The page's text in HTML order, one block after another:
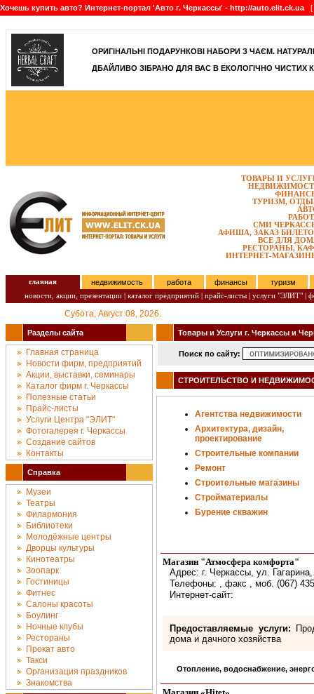
Хочешь купить авто? Интернет-портал 'Авто г. Черкассы' - http://auto.elit.ck.ua [
]
ОРИГІНАЛЬНІ ПОДАРУНКОВІ НАБОРИ З ЧАЄМ.
ДБАЙЛИВО ЗІБРАНО ДЛЯ ВАС В ЕКОЛОГІЧНО ЧИСТИХ
ТОВАРЫ И
ТУРИЗМ,
СМИ
АФИША, ЗАКАЗ
ВСЕ ДЛЯ
РЕСТОРАНЫ,
ИНТЕРНЕТ-
главная недвижимость работа финансы
туризм
новости, акции, презентации | каталог предприятий | прайс-листы | услуги "ЭЛИТ" |
Субота, Август 08, 2026.
Разделы сайта
Главная страница
Новости фирм, предприятий
Акции, выставки, семинары
Каталог фирм г. Черкассы
Полезные статьи
Прайс-листы
Услуги Центра "ЭЛИТ"
Фотогалерея г. Черкассы
Создание сайтов
Контакты
Справка
Музеи
Театры
Филармония
Библиотеки
Молодёжные центры
Дворцы культуры
Кинотеатры
Зоопарк
Гостиницы
Фитнес
Салоны красоты
Боулинг
Ночные клубы
Рестораны
Прокат авто
Такси
Организация праздников
Знакомства
Товары и Услуги г. Черкассы и
Поиск по сайту:
СТРОИТЕЛЬСТВО И
Агентства недвижимости
Архитектура, дизайн,
проектирование
Строительные компании
Ремонт
Строительные магазины
Стройматериалы
Бурение скважин
Магазин "Атмосфера комфорта"
Адрес: г. Черкассы, ул.
Телефоны: , факс , моб. (067)
Интернет-сайт:
Предоставляемые услуги:
дома и дачного хозяйства
Отопление, водоснабжение,